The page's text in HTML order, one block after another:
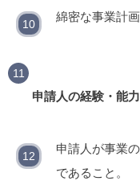
綿密な事業計
申請人の経験・能
申請人が事業
であること。